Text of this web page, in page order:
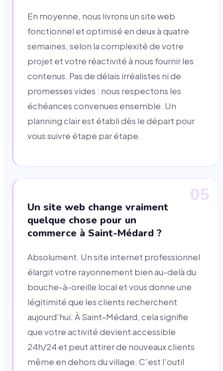
En moyenne, nous livrons un site web
fonctionnel et optimisé en deux à quatre
semaines, selon la complexité de votre
projet et votre réactivité à nous fournir les
contenus. Pas de délais irréalistes ni de
promesses vides : nous respectons les
échéances convenues ensemble. Un
planning clair est établi dès le départ pour
vous suivre étape par étape.
05
Un site web change vraiment
quelque chose pour un
commerce à Saint-Médard ?
Absolument. Un site internet professionnel
élargit votre rayonnement bien au-delà du
bouche-à-oreille local et vous donne une
légitimité que les clients recherchent
aujourd'hui. À Saint-Médard, cela signifie
que votre activité devient accessible
24h/24 et peut attirer de nouveaux clients
même en dehors du village. C'est l'outil